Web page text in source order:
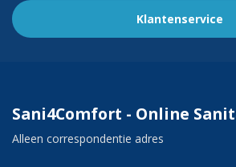
Klantenservice
Sani4Comfort - Online
Alleen correspondentie adres